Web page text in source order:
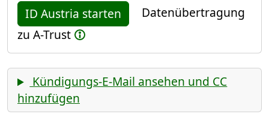
ID Austria starten
Datenübertragung
zu A-Trust
Kündigungs-E-Mail ansehen und CC
hinzufügen